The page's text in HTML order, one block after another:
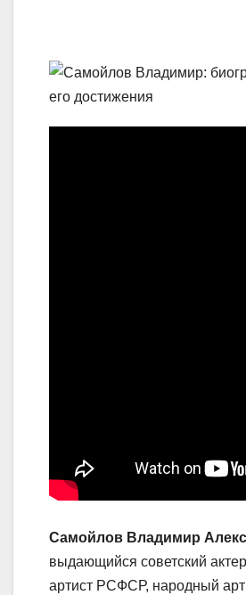
Самойлов Владимир
выдающийся советский
артист РСФСР, народный